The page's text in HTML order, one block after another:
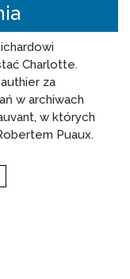
Charlotte.
za
w archiwach
w których
Puaux.